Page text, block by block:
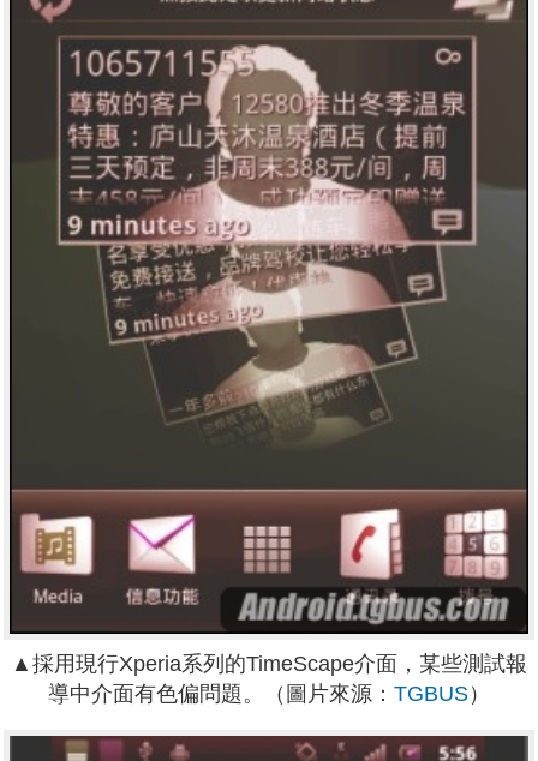
▲採用現行Xperia系列的TimeScape介面，某些測試報
導中介面有色偏問題。（圖片來源： TGBUS）